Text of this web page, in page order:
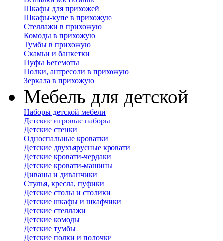
Шкафы для прихожей
Шкафы-купе в прихожую
Стеллажи в прихожую
Комоды в прихожую
Тумбы в прихожую
Скамьи и банкетки
Пуфы Бегемоты
Полки, антресоли в прихожую
Зеркала в прихожую
Мебель для детской
Наборы детской мебели
Детские игровые наборы
Детские стенки
Односпальные кроватки
Детские двухъярусные кровати
Детские кровати-чердаки
Детские кровати-машины
Диваны и диванчики
Стулья, кресла, пуфики
Детские столы и столики
Детские шкафы и шкафчики
Детские стеллажи
Детские комоды
Детские тумбы
Детские полки и полочки